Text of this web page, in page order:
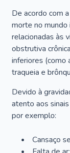
De acordo com
morte no mundo
relacionadas às
obstrutiva
inferiores (como
traqueia e
Devido à
atento aos
por exemplo:
Cansaço